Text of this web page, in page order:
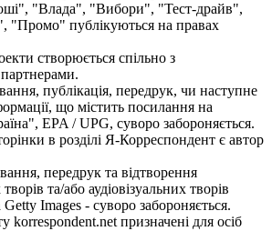
"Влада", "Вибори", "Тест-драйв",
"Промо" публікуються на правах
створюється спільно з
публікація, передрук, чи наступне
що містить посилання на
EPA / UPG, суворо забороняється.
в розділі Я-Корреспондент є автор
передрук та відтворення
та/або аудіовізуальних творів
Images - суворо забороняється.
korrespondent.net призначені для осіб